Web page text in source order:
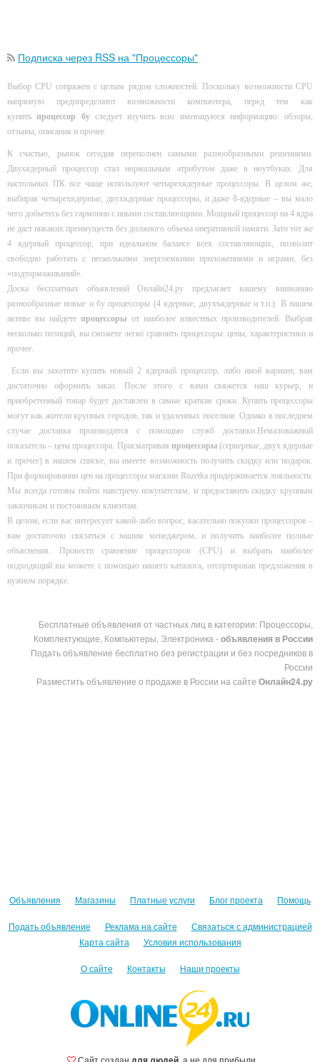
Подписка через RSS на "Процессоры"
Выбор CPU сопряжен с целым рядом сложностей. Поскольку возможности CPU
напрямую предопределяют возможности компьютера, перед тем как
купитьпроцессор буследует изучить всю имеющуюся информацию: обзоры,
отзывы, описания и прочее.
К счастью, рынок сегодня переполнен самыми разнообразными решениями.
Двухядерный процессор стал нормальным атрибутом даже в ноутбуках. Для
настольных ПК все чаще используют четырехядерные процессоры. В целом же,
выбирая четырехядерные, двухядерные процессоры, и даже 8-ядерные – вы мало
чего добьетесь без гармонии с иными составляющими. Мощный процессор на 4 ядра
не даст никаких преимуществ без должного объема оперативной памяти. Зато тот же
4 ядерный процессор, при идеальном балансе всех составляющих, позволит
свободно работать с несколькими энергоемкими приложениями и играми, без
«подтормаживаний».
Доска бесплатных объявлений Онлайн24.ру предлагает вашему вниманию
разнообразные новые и бу процессоры (4 ядерные, двухъядерные и т.п.). В нашем
активе вы найдетепроцессоры от наиболее известных производителей. Выбрав
несколько позиций, вы сможете легко сравнить процессоры: цены, характеристики и
прочее.
Если вы захотите купить новый 2 ядерный процессор, либо иной вариант, вам
достаточно оформить заказ. После этого с вами свяжется наш курьер, и
приобретенный товар будет доставлен в самые краткие сроки. Купить процессоры
могут как жители крупных городов, так и удаленных поселков. Однако в последнем
случае доставка производится с помощью служб доставки. Немаловажный
показатель – цена процессора. Присматривая процессоры(серверные, двух ядерные
и прочее) в нашем списке, вы имеете возможность получить скидку или подарок.
При формировании цен на процессоры магазин Rozetka придерживается лояльности.
Мы всегда готовы пойти навстречу покупателям, и предоставить скидку крупным
заказчикам и постоянным клиентам.
В целом, если вас интересует какой-либо вопрос, касательно покупки процессоров –
вам достаточно связаться с нашим менеджером, и получить наиболее полные
объяснения. Провести сравнение процессоров (CPU) и выбрать наиболее
подходящий вы можете с помощью нашего каталога, отсортировав предложения в
нужном порядке.
Бесплатные объявления от частных лиц в категории: Процессоры,
Комплектующие, Компьютеры, Электроника -объявления в России
Подать объявление бесплатно без регистрации и без посредников в
России
Разместить объявление о продаже в России на сайте Онлайн24.ру
Объявления Магазины Платные услуги Блог проекта Помощь
Подать объявление Реклама на сайте
Связаться с администрацией
Карта сайта
Условия использования
О сайте Контакты Наши проекты
Сайт создан , а не для прибыли